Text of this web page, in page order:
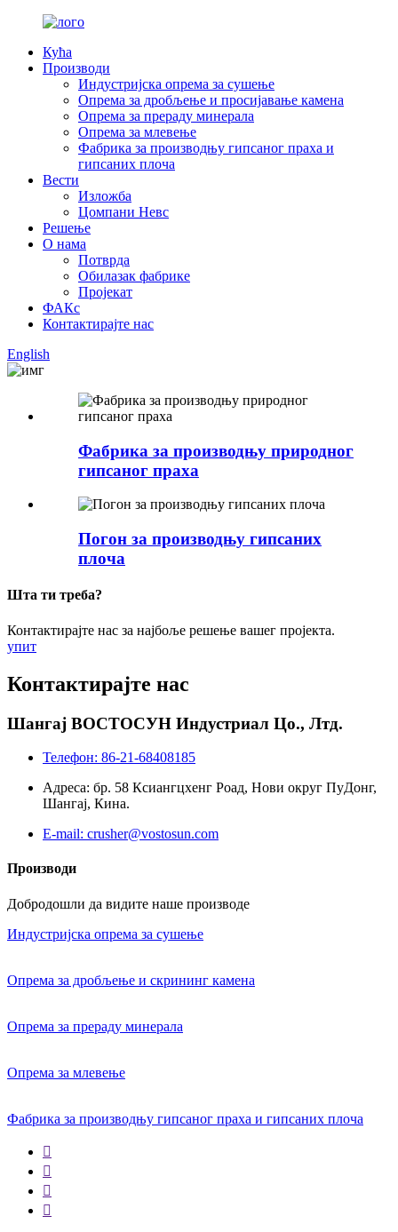
Кућа
Производи
Индустријска опрема за сушење
Опрема за дробљење и просијавање камена
Опрема за прераду минерала
Опрема за млевење
Фабрика за производњу гипсаног праха и
гипсаних плоча
Вести
Изложба
Цомпани Невс
Решење
О нама
Потврда
Обилазак фабрике
Пројекат
ФАКс
Контактирајте нас
English
Фабрика за производњу природног
гипсаног праха
Погон за производњу гипсаних
плоча
Шта ти треба?
Контактирајте нас за најбоље решење вашег пројекта.
упит
Контактирајте нас
Шангај ВОСТОСУН Индустриал Цо., Лтд.
Телефон: 86-21-68408185
Адреса: бр. 58 Ксиангцхенг Роад, Нови округ ПуДонг,
Шангај, Кина.
E-mail: crusher@vostosun.com
Производи
Добродошли да видите наше производе
Индустријска опрема за сушење
Опрема за дробљење и скрининг камена
Опрема за прераду минерала
Опрема за млевење
Фабрика за производњу гипсаног праха и гипсаних плоча



